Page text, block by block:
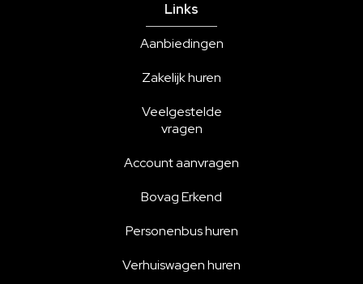
Links
Aanbiedingen
Zakelijk huren
Veelgestelde
vragen
Account aanvragen
Bovag Erkend
Personenbus huren
Verhuiswagen huren